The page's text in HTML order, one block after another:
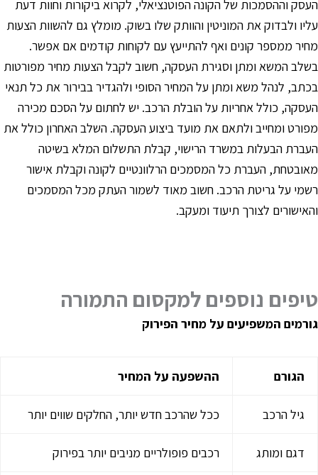
וההסמכות של הקונה הפוטנציאלי, לקרוא ביקורות וחוות דעת
ולבדוק את המוניטין והוותק שלו בשוק. מומלץ גם להשוות הצעות
ממספר קונים ואף להתייעץ עם לקוחות קודמים אם אפשר.
המשא ומתן וסגירת העסקה, חשוב לקבל הצעות מחיר מפורטות
לנהל משא ומתן על המחיר הסופי ולהגדיר בבירור את כל תנאי
כולל אחריות על הובלת הרכב. יש לחתום על הסכם מכירה
ומחייב ולתאם את מועד ביצוע העסקה. השלב האחרון כולל את
הבעלות במשרד הרישוי, קבלת התשלום המלא בשיטה
העברת כל המסמכים הרלוונטיים לקונה וקבלת אישור
על גריטת הרכב. חשוב מאוד לשמור העתק מכל המסמכים
לצורך תיעוד ומעקב.
נוספים למקסום התמורה
המשפיעים על מחיר הפירוק
הגורם ההשפעה על המחיר
גיל הרכב ככל שהרכב חדש יותר, החלקים שווים יותר
דגם ומותג רכבים פופולריים מניבים יותר בפירוק